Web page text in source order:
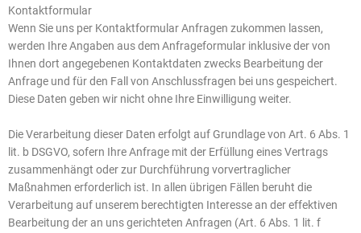
Kontaktformular
Wenn Sie uns per Kontaktformular Anfragen zukommen lassen,
werden Ihre Angaben aus dem Anfrageformular inklusive der von
Ihnen dort angegebenen Kontaktdaten zwecks Bearbeitung der
Anfrage und für den Fall von Anschlussfragen bei uns gespeichert.
Diese Daten geben wir nicht ohne Ihre Einwilligung weiter.
Die Verarbeitung dieser Daten erfolgt auf Grundlage von Art. 6 Abs. 1
lit. b DSGVO, sofern Ihre Anfrage mit der Erfüllung eines Vertrags
zusammenhängt oder zur Durchführung vorvertraglicher
Maßnahmen erforderlich ist. In allen übrigen Fällen beruht die
Verarbeitung auf unserem berechtigten Interesse an der effektiven
Bearbeitung der an uns gerichteten Anfragen (Art. 6 Abs. 1 lit. f